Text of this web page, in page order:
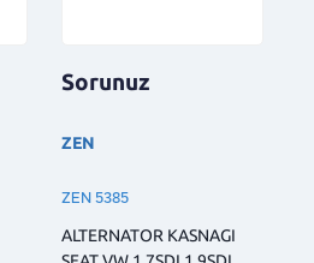
Sorunuz
ZEN
ZEN 5385
ALTERNATOR KASNAGI